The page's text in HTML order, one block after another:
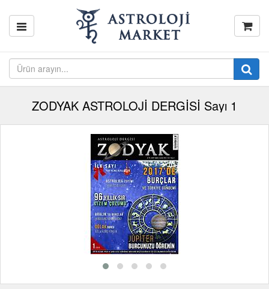
ZODYAK ASTROLOJİ DERGİSİ Sayı 1